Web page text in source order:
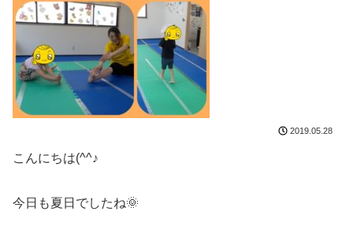
2019.05.28
こんにちは(^^♪
今日も夏日でしたね🌞